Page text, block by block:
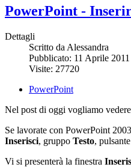
PowerPoint -
Dettagli
Scritto da Alessandra
Pubblicato: 11 Aprile 2011
Visite: 27720
PowerPoint
Nel post di oggi vogliamo
Se lavorate con PowerPoint
Inserisci, gruppo Testo, pulsante
Vi si presenterà la finestra